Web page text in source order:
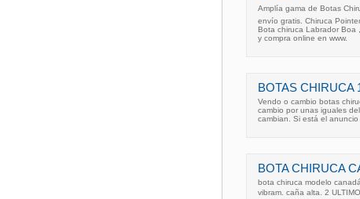
Amplía gama de Botas
envío gratis. Chiruca
Bota chiruca Labrador Boa
y compra online en www.
BOTAS CHIRUCA
Vendo o cambio botas
cambio por unas iguales
cambian. Si está el
BOTA CHIRUCA
bota chiruca modelo
vibram. caña alta. 2